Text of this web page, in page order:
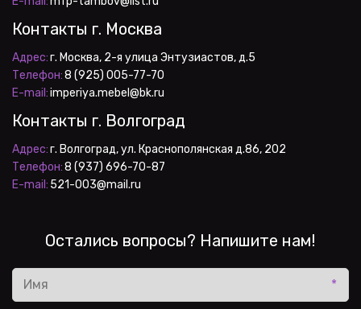
Контакты г. Москва
Адрес:
Телефон:
E-mail: imperiya.mebel@bk.ru
Контакты г. Волгоград
Адрес:
Телефон:
E-mail: 521-003@mail.ru
Остались вопросы? Напишите нам!
*